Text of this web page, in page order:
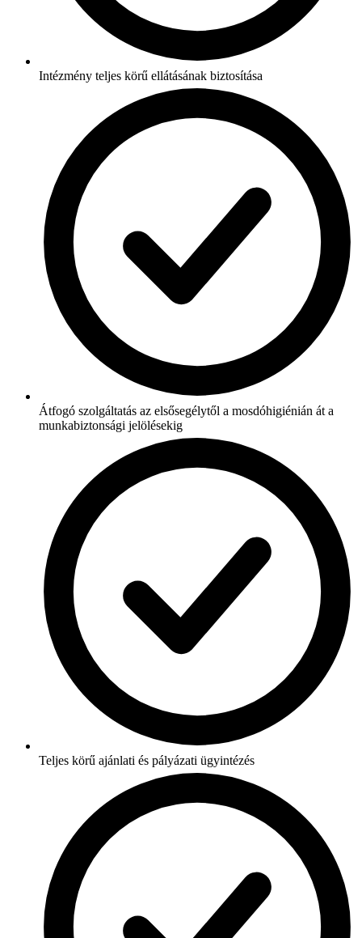
Intézmény teljes körű ellátásának biztosítása
Átfogó szolgáltatás az elsősegélytől a mosdóhigiénián át a
munkabiztonsági jelölésekig
Teljes körű ajánlati és pályázati ügyintézés